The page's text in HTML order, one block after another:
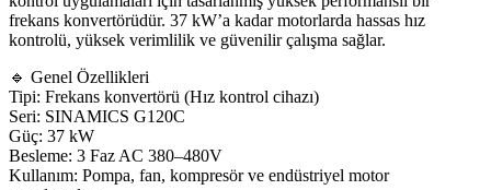
frekans konvertörüdür. 37 kW’a kadar motorlarda hassas hız
kontrolü, yüksek verimlilik ve güvenilir çalışma sağlar.
🔹 Genel Özellikleri
Tipi: Frekans konvertörü (Hız kontrol cihazı)
Seri: SINAMICS G120C
Güç: 37 kW
Besleme: 3 Faz AC 380–480V
Kullanım: Pompa, fan, kompresör ve endüstriyel motor